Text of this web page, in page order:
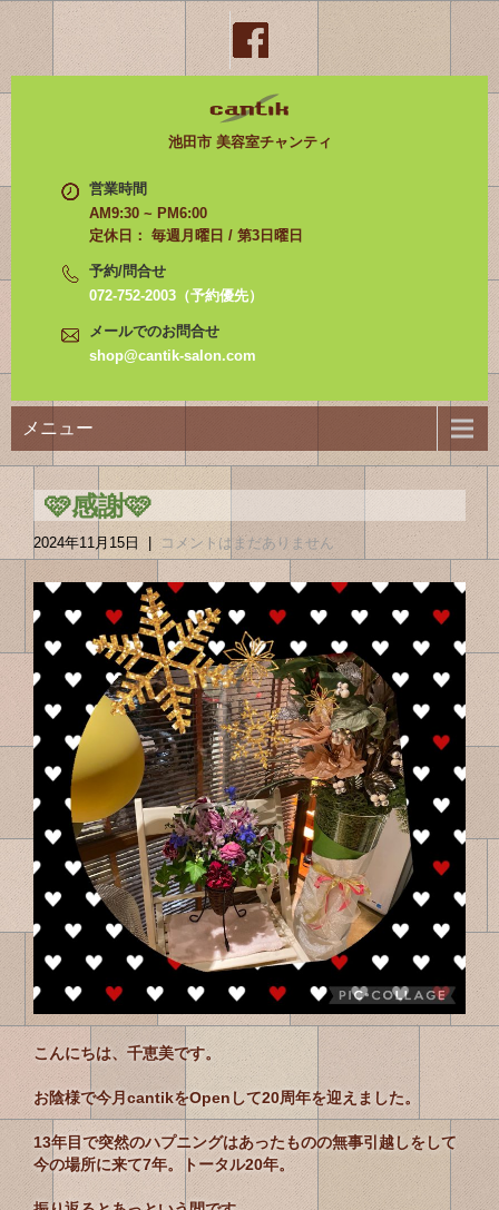
池田市 美容室チャンティ
営業時間
AM9:30 ~ PM6:00
定休日： 毎週月曜日 / 第3日曜日
予約/問合せ
072-752-2003（予約優先）
メールでのお問合せ
shop@cantik-salon.com
メニュー
🩷感謝🩷
2024年11月15日 | コメントはまだありません
こんにちは、千恵美です。
お陰様で今月cantikをOpenして20周年を迎えました。
13年目で突然のハプニングはあったものの無事引越しをして
今の場所に来て7年。トータル20年。